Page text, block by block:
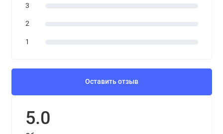
3
2
1
Оставить отзыв
5.0